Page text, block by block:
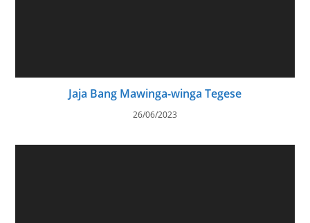
Jaja Bang Mawinga-winga Tegese
26/06/2023